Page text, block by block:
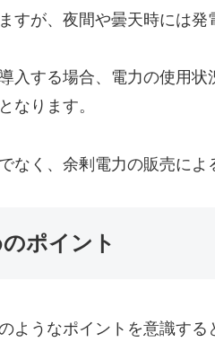
すが、夜間や曇天時には発
入する場合、電力の使用
なります。
なく、余剰電力の販売によ
ポイント
ようなポイントを意識する